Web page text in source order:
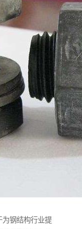
为钢结构行业提